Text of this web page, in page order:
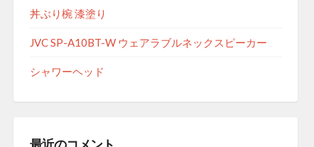
丼ぶり椀 漆塗り
JVC SP-A10BT-W ウェアラブルネックスピーカー
シャワーヘッド
最近のコメント